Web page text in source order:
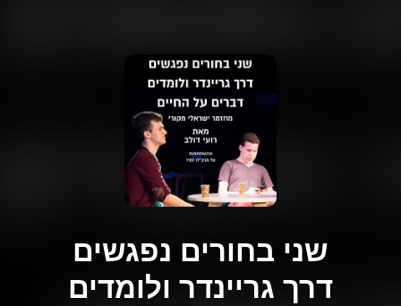
שני בחורים נפגשים
דרך גריינדר ולומדים